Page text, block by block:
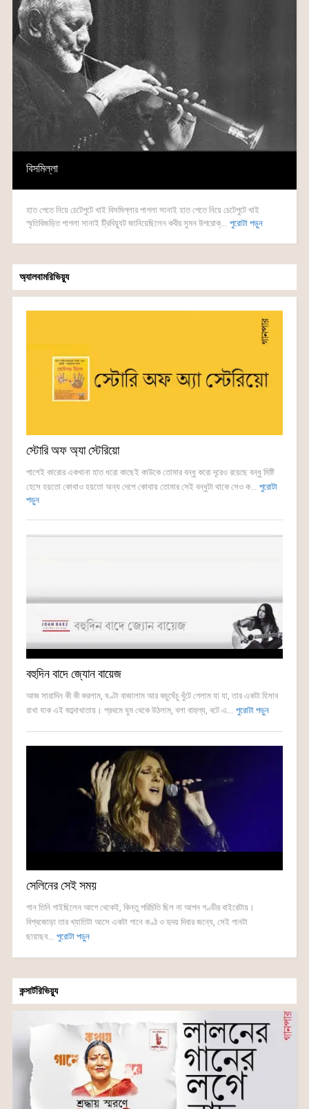
বিসমিল্লা
হাত পেতে নিয়ে চেটেপুটে খাই বিসমিল্লার পাগলা সানাই হাত পেতে নিয়ে চেটেপুটে খাই
স্মৃতিবিজড়িত পাগলা সানাই ট্রিবিয়্যুট জানিয়েছিলেন কবীর সুমন উপরোক্...
পুরোটা পড়ুন
অ্যালবামরিভিয়্যু
স্টোরি অফ অ্যা স্টেরিয়ো
পাশেই কারোর একখানা হাত ধরো কাছেই কাউকে তোমার বন্ধু করো দূরেও রয়েছে বন্ধু মিষ্টি
হেসে হয়তো কোথাও হয়তো অন্য দেশে কোথায় তোমার সেই বন্ধুটা থাকে সেও ক...
পুরোটা
পড়ুন
বহুদিন বাদে জ্যোন বায়েজ
আজ সারাদিন কী কী করলাম, ঘণ্টা বাজালাম আর কচুঘেঁচু খুঁটে গেলাম যা যা, তার একটা হিসাব
রাখা যাক এই জাব্দাখাতায়। প্রথমে ঘুম থেকে উঠলাম, বলা বাহুল্য, বটে এ...
পুরোটা পড়ুন
সেলিনের সেই সময়
গান তিনি গাইছিলেন আগে থেকেই, কিন্তু পরিচিতি ছিল না আপন গণ্ডীর বাইরেটায়।
বিশ্বজোড়া তার খ্যাতিটা আসে একটা গানে কণ্ঠ ও হৃদয় দিবার জন্যে, সেই গানটা
ছায়াছব...
পুরোটা পড়ুন
কন্সার্টরিভিয়্যু